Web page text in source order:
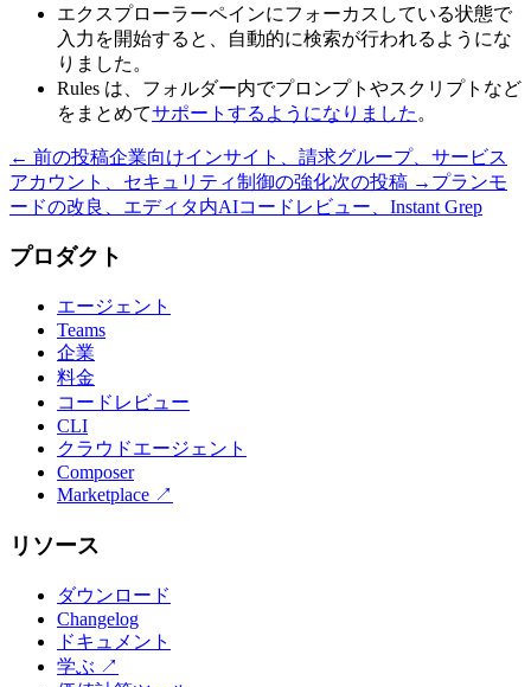
エクスプローラーペインにフォーカスしている状態で
入力を開始すると、自動的に検索が行われるようにな
りました。
Rules は、フォルダー内でプロンプトやスクリプトなど
をまとめてサポートするようになりました 。
← 前の投稿企業向けインサイト、請求グループ、サービス
アカウント、セキュリティ制御の強化次の投稿 → プランモ
ードの改良、エディタ内AIコードレビュー、Instant Grep
プロダクト
エージェント
Teams
企業
料金
コードレビュー
CLI
クラウドエージェント
Composer
Marketplace ↗
リソース
ダウンロード
Changelog
ドキュメント
学ぶ ↗